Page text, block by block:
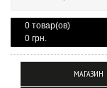
0 товар(ов)
0 грн.
МАГАЗИН